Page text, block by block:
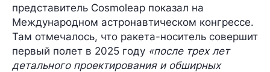
представитель Cosmoleap показал на
Международном астронавтическом конгрессе.
Там отмечалось, что ракета-носитель совершит
первый полет в 2025 году «после трех лет
детального проектирования и обширных